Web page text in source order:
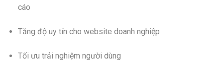
cáo
Tăng độ uy tín cho website doanh nghiệp
Tối ưu trải nghiệm người dùng